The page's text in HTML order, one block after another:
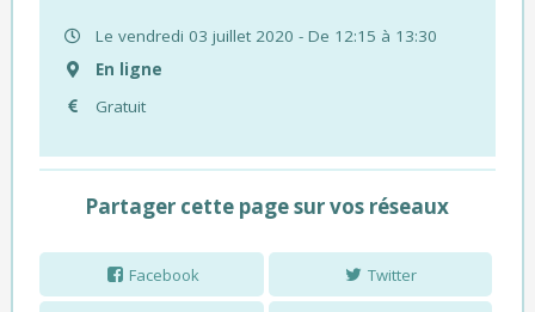
Le vendredi 03 juillet 2020 - De 12:15 à 13:30
En ligne
Gratuit
Partager cette page sur vos réseaux
Facebook Twitter